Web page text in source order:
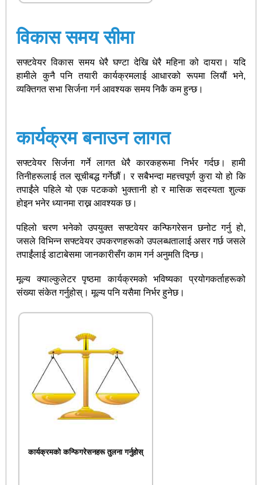
विकास समय सीमा
सफ्टवेयर विकास समय धेरै घण्टा देखि धेरै महिना को दायरा। यदि
हामीले कुनै पनि तयारी कार्यक्रमलाई आधारको रूपमा लियौं भने,
व्यक्तिगत सभा सिर्जना गर्न आवश्यक समय निकै कम हुन्छ।
कार्यक्रम बनाउन लागत
सफ्टवेयर सिर्जना गर्ने लागत धेरै कारकहरूमा निर्भर गर्दछ। हामी
तिनीहरूलाई तल सूचीबद्ध गर्नेछौं। र सबैभन्दा महत्त्वपूर्ण कुरा यो हो कि
तपाईंले पहिले यो एक पटकको भुक्तानी हो र मासिक सदस्यता शुल्क
होइन भनेर ध्यानमा राख्न आवश्यक छ।
पहिलो चरण भनेको उपयुक्त सफ्टवेयर कन्फिगरेसन छनोट गर्नु हो,
जसले विभिन्न सफ्टवेयर उपकरणहरूको उपलब्धतालाई असर गर्छ जसले
तपाईंलाई डाटाबेसमा जानकारीसँग काम गर्न अनुमति दिन्छ।
मूल्य क्याल्कुलेटर पृष्ठमा कार्यक्रमको भविष्यका प्रयोगकर्ताहरूको
संख्या संकेत गर्नुहोस्। मूल्य पनि यसैमा निर्भर हुनेछ।
कार्यक्रमको कन्फिगरेसनहरू तुलना गर्नुहोस्